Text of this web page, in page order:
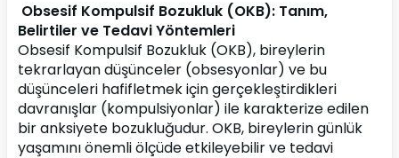
Obsesif Kompulsif Bozukluk (OKB): Tanım,
Belirtiler ve Tedavi Yöntemleri
Obsesif Kompulsif Bozukluk (OKB), bireylerin
tekrarlayan düşünceler (obsesyonlar) ve bu
düşünceleri hafifletmek için gerçekleştirdikleri
davranışlar (kompulsiyonlar) ile karakterize edilen
bir anksiyete bozukluğudur. OKB, bireylerin günlük
yaşamını önemli ölçüde etkileyebilir ve tedavi